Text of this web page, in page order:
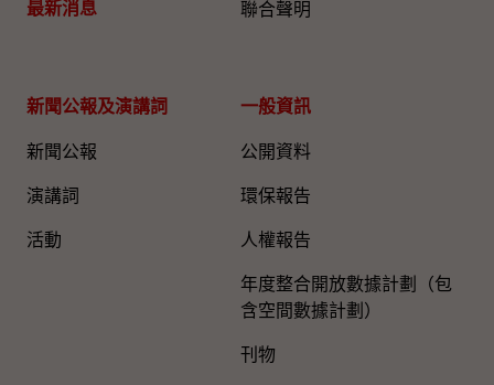
最新消息 聯合聲明
新聞公報及演講詞
新聞公報
演講詞
活動
一般資訊​
公開資料
環保報告
人權報告
年度整合開放數據計劃（包
含空間數據計劃）
刊物